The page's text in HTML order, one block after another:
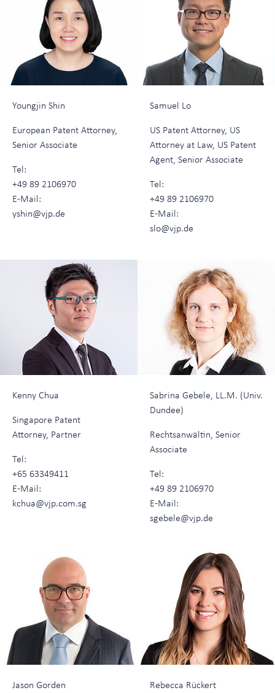
Youngjin Shin
European Patent Attorney,
Senior Associate
Tel:
+49 89 2106970
E-Mail:
yshin@vjp.de
Samuel Lo
US Patent Attorney, US
Attorney at Law, US Patent
Agent, Senior Associate
Tel:
+49 89 2106970
E-Mail:
slo@vjp.de
Kenny Chua
Singapore Patent
Attorney, Partner
Tel:
+65 63349411
E-Mail:
kchua@vjp.com.sg
Sabrina Gebele, LL.M. (Univ.
Dundee)
Rechtsanwältin, Senior
Associate
Tel:
+49 89 2106970
E-Mail:
sgebele@vjp.de
Jason Gorden
Rebecca Rückert